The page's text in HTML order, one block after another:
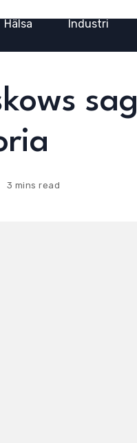
Hälsa Industri
3 mins read